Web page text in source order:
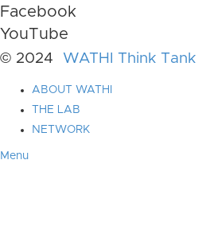
Facebook
YouTube
© 2024 WATHI Think Tank
ABOUT WATHI
THE LAB
NETWORK
Menu